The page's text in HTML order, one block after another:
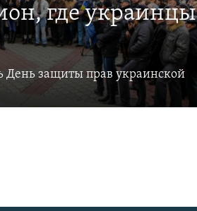
где украинцы
День защиты прав украинской